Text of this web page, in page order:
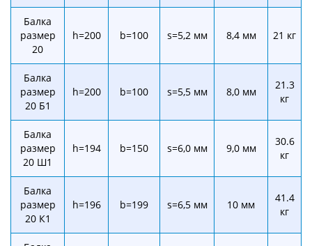
Балка
размер
20
h=200 b=100 s=5,2 мм 8,4 мм 21 кг
Балка
размер
20 Б1
h=200 b=100 s=5,5 мм 8,0 мм
21.3
кг
Балка
размер
20 Ш1
h=194 b=150 s=6,0 мм 9,0 мм
30.6
кг
Балка
размер
20 К1
h=196 b=199 s=6,5 мм 10 мм
41.4
кг